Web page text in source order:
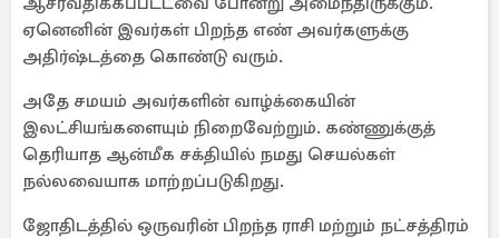
ஏனெனின் இவர்கள் பிறந்த எண் அவர்களுக்கு
அதிர்ஷ்டத்தை கொண்டு வரும்.
அதே சமயம் அவர்களின் வாழ்க்கையின்
இலட்சியங்களையும் நிறைவேற்றும். கண்ணுக்குத்
தெரியாத ஆன்மீக சக்தியில் நமது செயல்கள்
நல்லவையாக மாற்றப்படுகிறது.
ஜோதிடத்தில் ஒருவரின் பிறந்த ராசி மற்றும் நட்சத்திரம்